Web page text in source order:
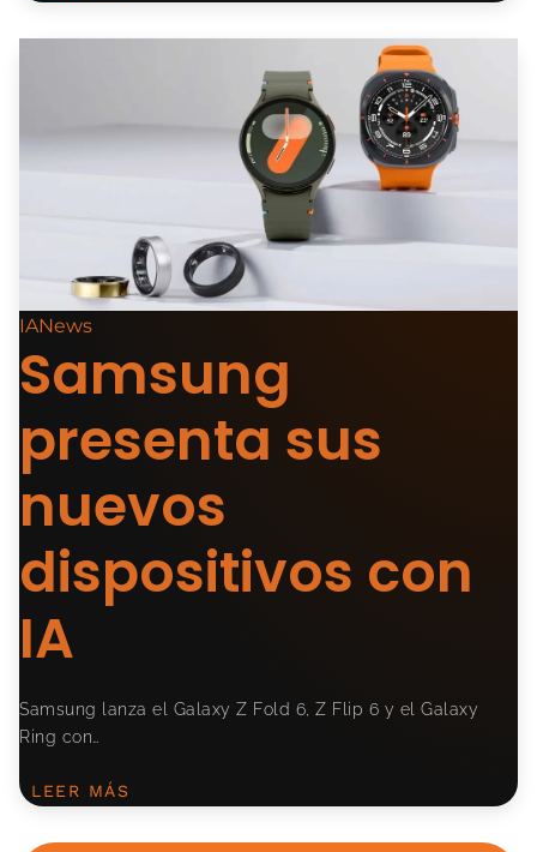
IANews
Samsung
presenta sus
nuevos
dispositivos con
IA
Samsung lanza el Galaxy Z Fold 6, Z Flip 6 y el Galaxy
Ring con…
LEER MÁS